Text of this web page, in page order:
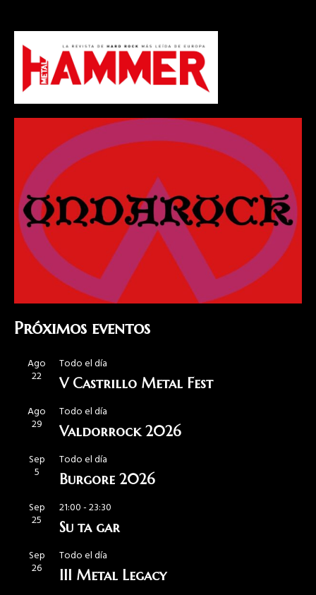
Próximos eventos
Ago
22
Todo el día
V Castrillo Metal Fest
Ago
29
Todo el día
Valdorrock 2026
Sep
5
Todo el día
Burgore 2026
Sep
25
21:00-23:30
Su ta gar
Sep
26
Todo el día
III Metal Legacy